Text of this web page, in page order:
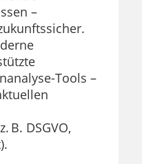
–
Tools –
B. DSGVO,